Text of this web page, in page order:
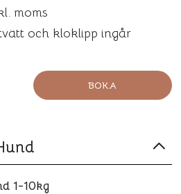
moms
och kloklipp ingår
BOKA
1-10kg